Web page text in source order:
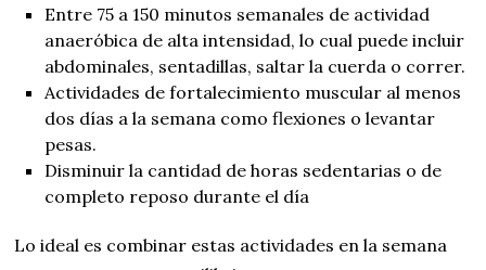
Entre 75 a 150 minutos semanales de actividad
anaeróbica de alta intensidad, lo cual puede incluir
abdominales, sentadillas, saltar la cuerda o correr.
Actividades de fortalecimiento muscular al menos
dos días a la semana como flexiones o levantar
pesas.
Disminuir la cantidad de horas sedentarias o de
completo reposo durante el día
Lo ideal es combinar estas actividades en la semana